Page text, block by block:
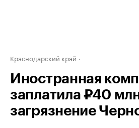
Краснодарский край
Иностранная
заплатила ₽40
загрязнение